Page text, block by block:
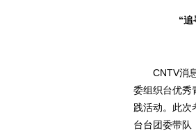
“
CNTV消息
委组织台优秀
践活动。此次
台台团委带队